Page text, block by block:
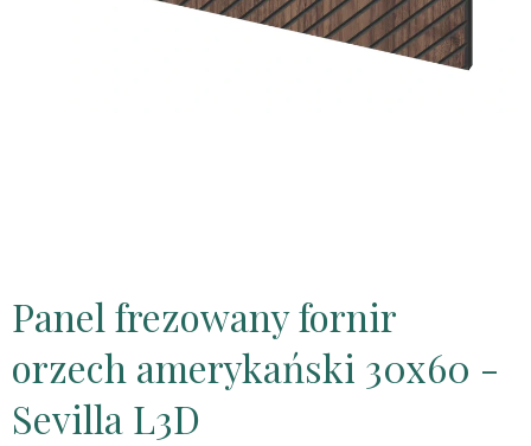
Panel frezowany fornir
orzech amerykański 30x60 -
Sevilla L3D